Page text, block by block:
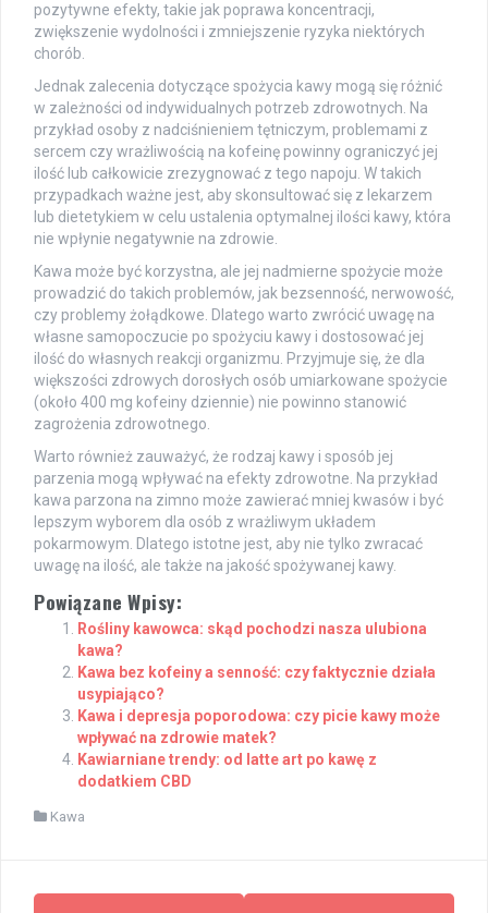
pozytywne efekty, takie jak poprawa koncentracji,
zwiększenie wydolności i zmniejszenie ryzyka niektórych
chorób.
Jednak zalecenia dotyczące spożycia kawy mogą się różnić
w zależności od indywidualnych potrzeb zdrowotnych. Na
przykład osoby z nadciśnieniem tętniczym, problemami z
sercem czy wrażliwością na kofeinę powinny ograniczyć jej
ilość lub całkowicie zrezygnować z tego napoju. W takich
przypadkach ważne jest, aby skonsultować się z lekarzem
lub dietetykiem w celu ustalenia optymalnej ilości kawy, która
nie wpłynie negatywnie na zdrowie.
Kawa może być korzystna, ale jej nadmierne spożycie może
prowadzić do takich problemów, jak bezsenność, nerwowość,
czy problemy żołądkowe. Dlatego warto zwrócić uwagę na
własne samopoczucie po spożyciu kawy i dostosować jej
ilość do własnych reakcji organizmu. Przyjmuje się, że dla
większości zdrowych dorosłych osób umiarkowane spożycie
(około 400 mg kofeiny dziennie) nie powinno stanowić
zagrożenia zdrowotnego.
Warto również zauważyć, że rodzaj kawy i sposób jej
parzenia mogą wpływać na efekty zdrowotne. Na przykład
kawa parzona na zimno może zawierać mniej kwasów i być
lepszym wyborem dla osób z wrażliwym układem
pokarmowym. Dlatego istotne jest, aby nie tylko zwracać
uwagę na ilość, ale także na jakość spożywanej kawy.
Powiązane Wpisy:
Rośliny kawowca: skąd pochodzi nasza ulubiona
kawa?
Kawa bez kofeiny a senność: czy faktycznie działa
usypiająco?
Kawa i depresja poporodowa: czy picie kawy może
wpływać na zdrowie matek?
Kawiarniane trendy: od latte art po kawę z
dodatkiem CBD
Kawa